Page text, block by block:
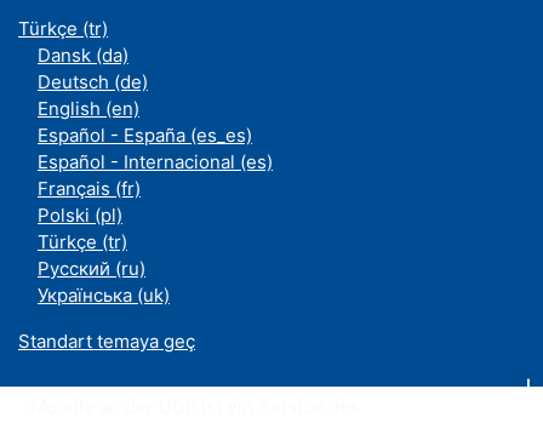
Türkçe ‎(tr)‎
Dansk ‎(da)‎
Deutsch ‎(de)‎
English ‎(en)‎
Español - España ‎(es_es)‎
Español - Internacional ‎(es)‎
Français ‎(fr)‎
Polski ‎(pl)‎
Türkçe ‎(tr)‎
Русский ‎(ru)‎
Українська ‎(uk)‎
Standart temaya geç